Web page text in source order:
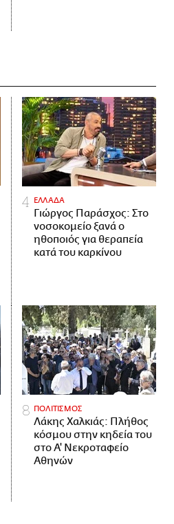
ΕΛΛΑΔΑ
Γιώργος Παράσχος: Στο
νοσοκομείο ξανά ο
ηθοποιός για θεραπεία
κατά του καρκίνου
ΠΟΛΙΤΙΣΜΟΣ
Λάκης Χαλκιάς: Πλήθος
κόσμου στην κηδεία του
στο Α' Νεκροταφείο
Αθηνών